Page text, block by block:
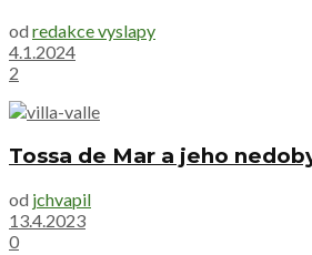
od redakce vyslapy
4.1.2024
2
Tossa de Mar a jeho
od jchvapil
13.4.2023
0